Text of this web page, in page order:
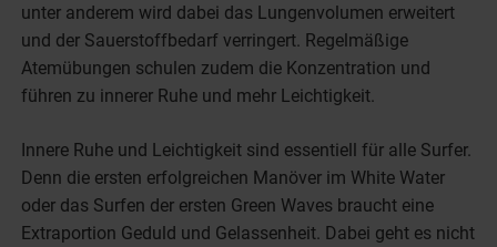
unter anderem wird dabei das Lungenvolumen erweitert
und der Sauerstoffbedarf verringert. Regelmäßige
Atemübungen schulen zudem die Konzentration und
führen zu innerer Ruhe und mehr Leichtigkeit.
Innere Ruhe und Leichtigkeit sind essentiell für alle Surfer.
Denn die ersten erfolgreichen Manöver im White Water
oder das Surfen der ersten Green Waves braucht eine
Extraportion Geduld und Gelassenheit. Dabei geht es nicht